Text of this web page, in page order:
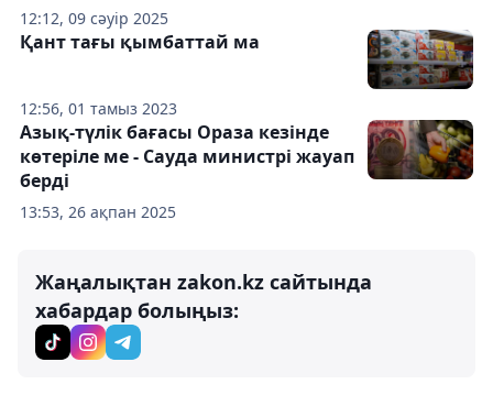
12:12, 09 сәуір 2025
12:56, 01 тамыз 2023
Қант тағы қымбаттай ма
13:53, 26 ақпан 2025
Азық-түлік бағасы Ораза кезінде
көтеріле ме - Сауда министрі жауап
берді
Жаңалықтан zakon.kz сайтында
хабардар болыңыз: